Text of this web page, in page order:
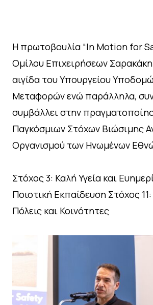
H πρωτοβουλία “In Motion for
Ομίλου Επιχειρήσεων
αιγίδα του Υπουργείου
Μεταφορών ενώ παράλληλα,
συμβάλλει στην
Παγκόσμιων Στόχων Βιώσιμης
Οργανισμού των Ηνωμένων
Στόχος 3: Καλή Υγεία και
Ποιοτική Εκπαίδευση Στόχος
Πόλεις και Κοινότητες